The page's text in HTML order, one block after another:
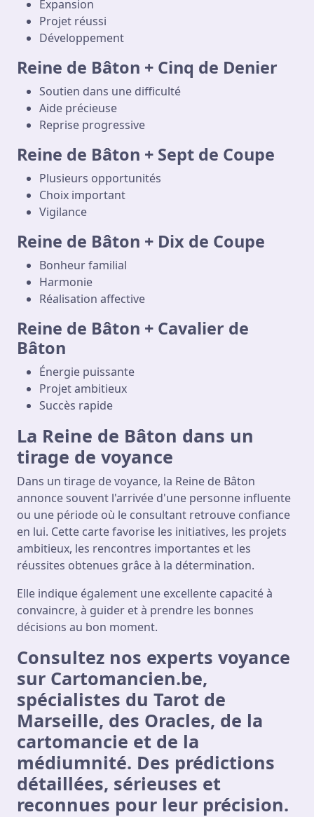
Expansion
Projet réussi
Développement
Reine de Bâton + Cinq de Denier
Soutien dans une difficulté
Aide précieuse
Reprise progressive
Reine de Bâton + Sept de Coupe
Plusieurs opportunités
Choix important
Vigilance
Reine de Bâton + Dix de Coupe
Bonheur familial
Harmonie
Réalisation affective
Reine de Bâton + Cavalier de
Bâton
Énergie puissante
Projet ambitieux
Succès rapide
La Reine de Bâton dans un
tirage de voyance
Dans un tirage de voyance, la Reine de Bâton
annonce souvent l'arrivée d'une personne influente
ou une période où le consultant retrouve confiance
en lui. Cette carte favorise les initiatives, les projets
ambitieux, les rencontres importantes et les
réussites obtenues grâce à la détermination.
Elle indique également une excellente capacité à
convaincre, à guider et à prendre les bonnes
décisions au bon moment.
Consultez nos experts voyance
sur Cartomancien.be,
spécialistes du Tarot de
Marseille, des Oracles, de la
cartomancie et de la
médiumnité. Des prédictions
détaillées, sérieuses et
reconnues pour leur précision.